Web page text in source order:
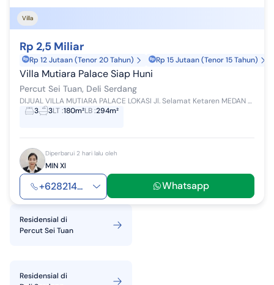
Villa
Rp 2,5 Miliar
Rp 12 Jutaan (Tenor 20 Tahun) Rp 15 Jutaan (Tenor 15 Tahun)
Villa Mutiara Palace Siap Huni
Percut Sei Tuan, Deli Serdang
DIJUAL VILLA MUTIARA PALACE LOKASI Jl. Selamat Ketaren MEDAN SPESIFIKASI Tipe : villa Kondisi : siap huni da...
3
3LT:180m²LB:294m²
Diperbarui 2 hari lalu oleh
MIN XI
+628214... Whatsapp
Residensial di
Percut Sei Tuan
Residensial di